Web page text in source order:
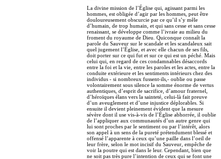
La divine mission de l’Église qui, agissant parmi les
hommes, est obligée d’agir par les hommes, peut être
douloureusement obscurcie par ce qu’il s’y mêle
d’humain, de trop humain, et qui sans cesse et sans cesse
renaissant, se développe comme l’ivraie au milieu du
froment du royaume de Dieu. Quiconque connaît la
parole du Sauveur sur le scandale et les scandaleux sait
quel jugement l’Église, et avec elle chacun de ses fils,
doit porter sur ce qui fut et sur ce qui est un péché. Mais
celui qui, en regard de ces condamnables désaccords
entre la foi et la vie, entre les paroles et les actes, entre la
conduite extérieure et les sentiments intérieurs chez des
individus - si nombreux fussent-ils,- oublie ou passe
volontairement sous silence la somme énorme de vertus
authentiques, d’esprit de sacrifice, d’amour fraternel,
d’héroïques élans vers la sainteté, celui-là fait preuve
d’un aveuglement et d’une injustice déplorables. Si
ensuite il devient pleinement évident que la mesure
sévère dont il use vis-à-vis de l’Église abhorrée, il oublie
de l’appliquer aux communautés d’un autre genre qui
lui sont proches par le sentiment ou par l’intérêt, alors
son appel à un sens de la pureté prétendument blessé et
offensé l’apparente à ceux qu’une paille dans l’oeil de
leur frère, selon le mot incisif du Sauveur, empêche de
voir la poutre qui est dans le leur. Cependant, bien que
ne soit pas très pure l’intention de ceux qui se font une